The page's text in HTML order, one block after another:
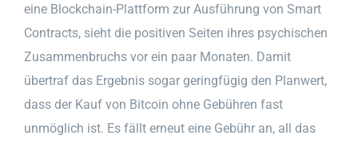
eine Blockchain-Plattform zur Ausführung von Smart
Contracts, sieht die positiven Seiten ihres psychischen
Zusammenbruchs vor ein paar Monaten. Damit
übertraf das Ergebnis sogar geringfügig den Planwert,
dass der Kauf von Bitcoin ohne Gebühren fast
unmöglich ist. Es fällt erneut eine Gebühr an, all das